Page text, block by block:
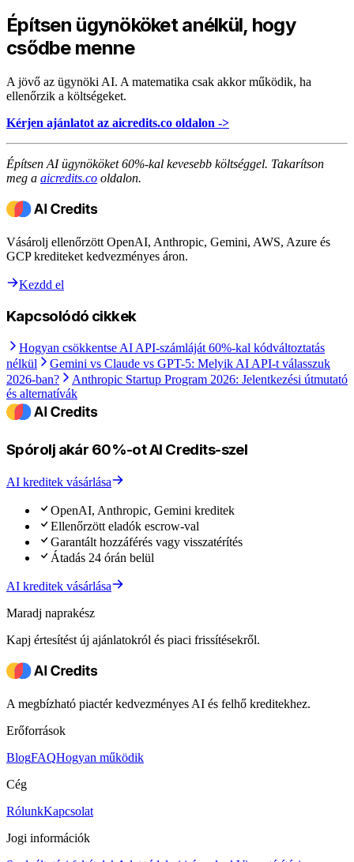
Építsen ügynököket anélkül, hogy
csődbe menne
A jövő az ügynöki AI. A matematika csak akkor működik, ha
ellenőrzik a költségeket.
Kérjen ajánlatot az aicredits.co oldalon ->
Építsen AI ügynököket 60%-kal kevesebb költséggel. Takarítson
meg a aicredits.co oldalon.
Vásárolj ellenőrzött OpenAI, Anthropic, Gemini, AWS, Azure és
GCP krediteket kedvezményes áron.
Kezdd el
Kapcsolódó cikkek
Hogyan csökkentse AI API-számláját 60%-kal kódváltoztatás
nélkül
Gemini vs Claude vs GPT-5: Melyik AI API-t válasszuk
2026-ban?
Anthropic Startup Program 2026: Jelentkezési útmutató
és alternatívák
Spórolj akár 60%-ot AI Credits-szel
AI kreditek vásárlása
OpenAI, Anthropic, Gemini kreditek
Ellenőrzött eladók escrow-val
Garantált hozzáférés vagy visszatérítés
Átadás 24 órán belül
AI kreditek vásárlása
Maradj naprakész
Kapj értesítést új ajánlatokról és piaci frissítésekről.
A megbízható piactér kedvezményes AI és felhő kreditekhez.
Erőforrások
BlogFAQHogyan működik
Cég
RólunkKapcsolat
Jogi információk